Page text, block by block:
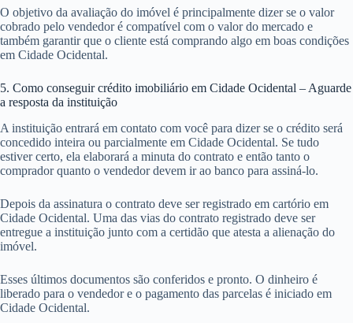
O objetivo da avaliação do imóvel é principalmente dizer se o valor
cobrado pelo vendedor é compatível com o valor do mercado e
também garantir que o cliente está comprando algo em boas condições
em Cidade Ocidental.
5. Como conseguir crédito imobiliário em Cidade Ocidental – Aguarde
a resposta da instituição
A instituição entrará em contato com você para dizer se o crédito será
concedido inteira ou parcialmente em Cidade Ocidental. Se tudo
estiver certo, ela elaborará a minuta do contrato e então tanto o
comprador quanto o vendedor devem ir ao banco para assiná-lo.
Depois da assinatura o contrato deve ser registrado em cartório em
Cidade Ocidental. Uma das vias do contrato registrado deve ser
entregue a instituição junto com a certidão que atesta a alienação do
imóvel.
Esses últimos documentos são conferidos e pronto. O dinheiro é
liberado para o vendedor e o pagamento das parcelas é iniciado em
Cidade Ocidental.